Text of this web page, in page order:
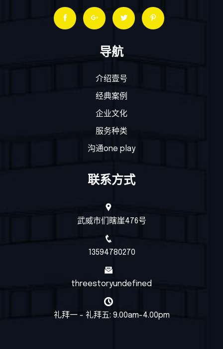
导航
介绍壹号
经典案例
企业文化
服务种类
沟通one play
联系方式
武威市们瞎崖476号
13594780270
threestoryundefined
礼拜一 - 礼拜五: 9.00am-4.00pm